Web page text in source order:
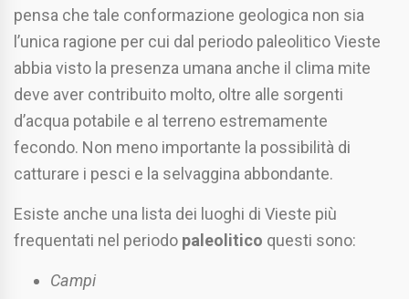
pensa che tale conformazione geologica non sia
l’unica ragione per cui dal periodo paleolitico Vieste
abbia visto la presenza umana anche il clima mite
deve aver contribuito molto, oltre alle sorgenti
d’acqua potabile e al terreno estremamente
fecondo. Non meno importante la possibilità di
catturare i pesci e la selvaggina abbondante.
Esiste anche una lista dei luoghi di Vieste più
frequentati nel periodo paleolitico questi sono:
Campi